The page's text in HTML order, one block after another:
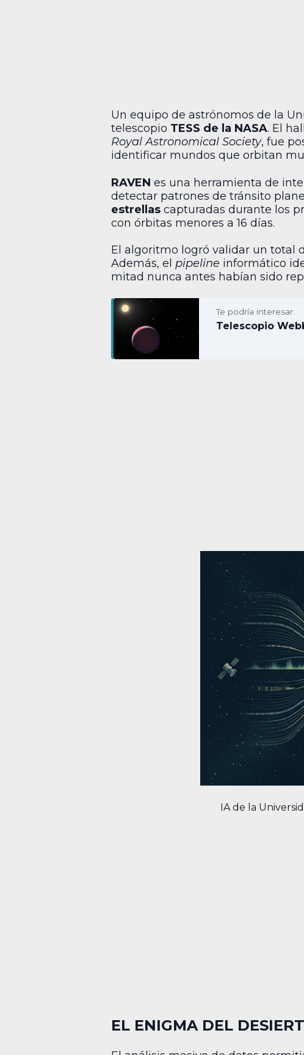
Un equipo de astrónomos de la
telescopio TESS de la NASA. El
Royal Astronomical Society, fue
identificar mundos que orbitan
RAVEN es una herramienta de
detectar patrones de tránsito
estrellas capturadas durante los
con órbitas menores a 16 días.
El algoritmo logró validar un total
Además, el pipeline informático
mitad nunca antes habían sido
Te podría interesar:
Telescopio
IA de la
EL ENIGMA DEL